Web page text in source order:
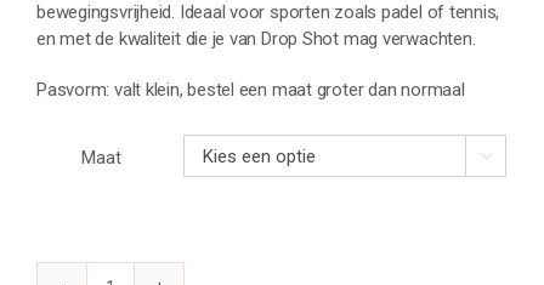
bewegingsvrijheid. Ideaal voor sporten zoals padel of tennis,
en met de kwaliteit die je van Drop Shot mag verwachten.
Pasvorm: valt klein, bestel een maat groter dan normaal
Maat 